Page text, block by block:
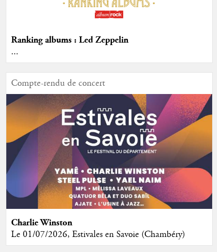
Ranking albums : Led Zeppelin
...
Compte-rendu de concert
Charlie Winston
Le 01/07/2026, Estivales en Savoie (Chambéry)